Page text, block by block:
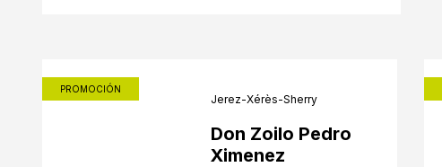
PROMOCIÓN
Jerez-Xérès-Sherry
Don Zoilo Pedro
Ximenez